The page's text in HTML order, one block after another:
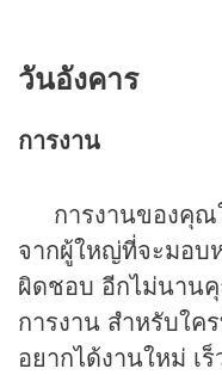
วันอังคาร
การงาน
การงานของคุณ
จากผู้ใหญ่ที่จะมอ
ผิดชอบ อีกไม่นาน
การงาน สำหรับใค
อยากได้งานใหม่ เ